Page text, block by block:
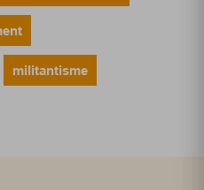
militantisme